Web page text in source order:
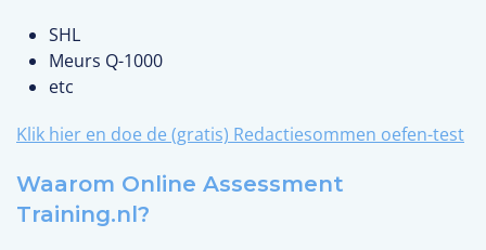
SHL
Meurs Q-1000
etc
Klik hier en doe de (gratis) Redactiesommen oefen-test
Waarom Online Assessment
Training.nl?